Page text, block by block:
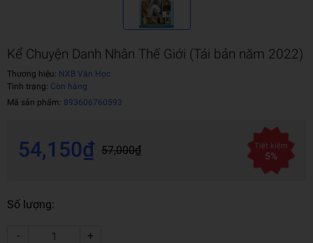
Kể Chuyện Danh Nhân Thế Giới (Tái bản năm 2022)
Thương hiệu: NXB Văn Học
Tình trạng: Còn hàng
Mã sản phẩm: 893606760593
54,150₫ 57,000₫ Tiết kiệm
5%
Số lượng:
- +